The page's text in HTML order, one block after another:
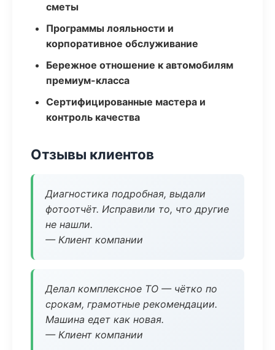
сметы
Программы лояльности и
корпоративное обслуживание
Бережное отношение к автомобилям
премиум-класса
Сертифицированные мастера и
контроль качества
Отзывы клиентов
Диагностика подробная, выдали
фотоотчёт. Исправили то, что другие
не нашли.
— Клиент компании
Делал комплексное ТО — чётко по
срокам, грамотные рекомендации.
Машина едет как новая.
— Клиент компании